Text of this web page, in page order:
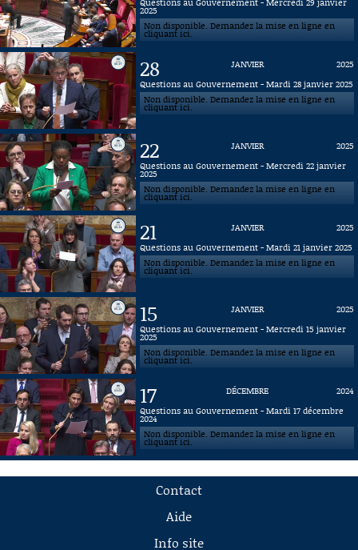
2025
Non disponible. Demandez la mise en ligne en
cliquant ici.
28 JANVIER
2025
Questions au Gouvernement - Mardi 28 janvier 2025
Non disponible. Demandez la mise en ligne en
cliquant ici.
22 JANVIER
2025
Questions au Gouvernement - Mercredi 22 janvier
2025
Non disponible. Demandez la mise en ligne en
cliquant ici.
21 JANVIER
2025
Questions au Gouvernement - Mardi 21 janvier 2025
Non disponible. Demandez la mise en ligne en
cliquant ici.
15 JANVIER
2025
Questions au Gouvernement - Mercredi 15 janvier
2025
Non disponible. Demandez la mise en ligne en
cliquant ici.
17 DÉCEMBRE
2024
Questions au Gouvernement - Mardi 17 décembre
2024
Non disponible. Demandez la mise en ligne en
cliquant ici.
Contact
Aide
Info site